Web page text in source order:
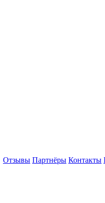
Отзывы Партнёры Контакты